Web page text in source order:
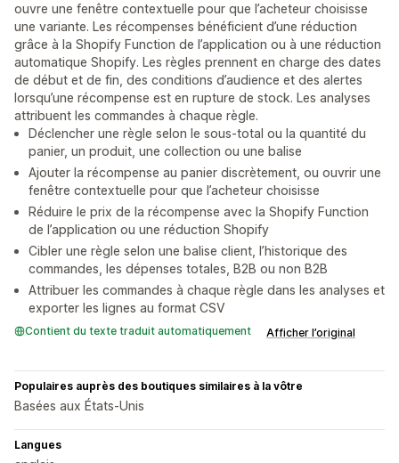
ouvre une fenêtre contextuelle pour que l’acheteur choisisse
une variante. Les récompenses bénéficient d’une réduction
grâce à la Shopify Function de l’application ou à une réduction
automatique Shopify. Les règles prennent en charge des dates
de début et de fin, des conditions d’audience et des alertes
lorsqu’une récompense est en rupture de stock. Les analyses
attribuent les commandes à chaque règle.
Déclencher une règle selon le sous-total ou la quantité du
panier, un produit, une collection ou une balise
Ajouter la récompense au panier discrètement, ou ouvrir une
fenêtre contextuelle pour que l’acheteur choisisse
Réduire le prix de la récompense avec la Shopify Function
de l’application ou une réduction Shopify
Cibler une règle selon une balise client, l’historique des
commandes, les dépenses totales, B2B ou non B2B
Attribuer les commandes à chaque règle dans les analyses et
exporter les lignes au format CSV
Contient du texte traduit automatiquement Afficher l’original
Populaires auprès des boutiques similaires à la vôtre
Basées aux États-Unis
Langues